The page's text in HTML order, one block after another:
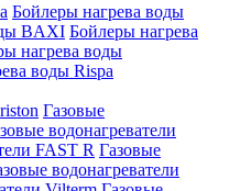
Бойлеры нагрева воды
BAXI Бойлеры нагрева
нагрева воды
воды Rispa
Газовые
водонагреватели
FAST R Газовые
водонагреватели